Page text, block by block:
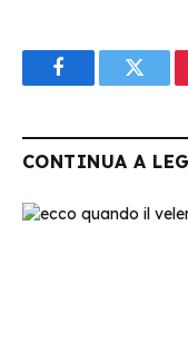
Facebook
CONTINUA A